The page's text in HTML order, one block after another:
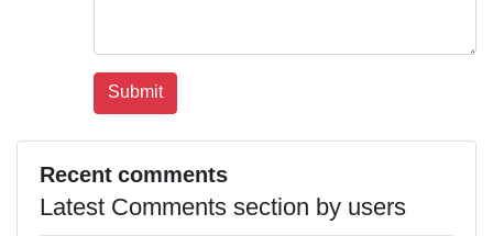
Recent comments
Latest Comments section by users